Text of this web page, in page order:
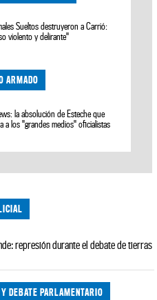
Sueltos destruyeron a Carrió:
violento y delirante"
ARMADO
la absolución de Esteche que
a los "grandes medios" oficialistas
represión durante el debate de tierras
DEBATE PARLAMENTARIO